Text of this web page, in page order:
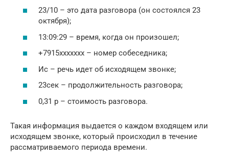
23/10 – это дата разговора (он состоялся 23
октября);
13:09:29 – время, когда он произошел;
+7915ххххххх – номер собеседника;
Ис – речь идет об исходящем звонке;
23сек – продолжительность разговора;
0,31 р – стоимость разговора.
Такая информация выдается о каждом входящем или
исходящем звонке, который происходил в течение
рассматриваемого периода времени.